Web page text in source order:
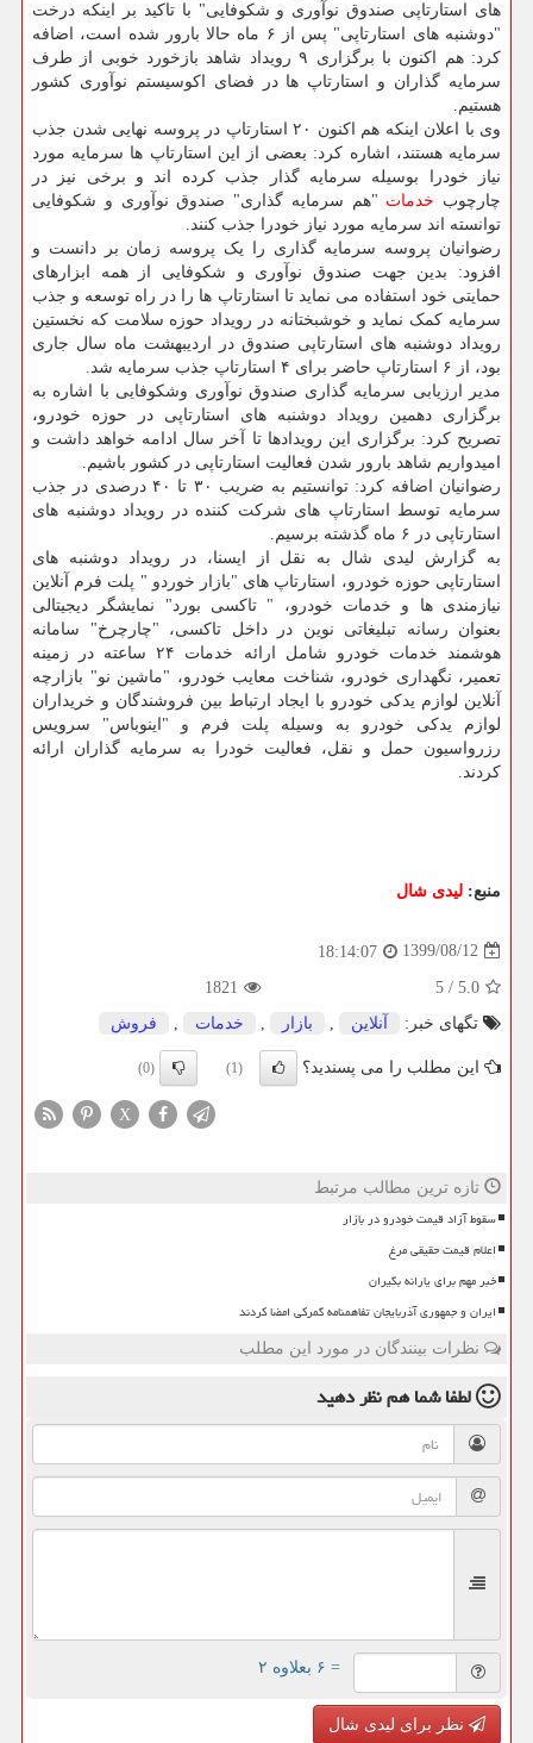
های استارتاپی صندوق نوآوری و شکوفایی" با تاکید بر اینکه درخت
"دوشنبه های استارتاپی" پس از ۶ ماه حالا بارور شده است، اضافه
کرد: هم اکنون با برگزاری ۹ رویداد شاهد بازخورد خوبی از طرف
سرمایه گذاران و استارتاپ ها در فضای اکوسیستم نوآوری کشور
هستیم.
وی با اعلان اینکه هم اکنون ۲۰ استارتاپ در پروسه نهایی شدن جذب
سرمایه هستند، اشاره کرد: بعضی از این استارتاپ ها سرمایه مورد
نیاز خودرا بوسیله سرمایه گذار جذب کرده اند و برخی نیز در
چارچوب خدمات "هم سرمایه گذاری" صندوق نوآوری و شکوفایی
توانسته اند سرمایه مورد نیاز خودرا جذب کنند.
رضوانیان پروسه سرمایه گذاری را یک پروسه زمان بر دانست و
افزود: بدین جهت صندوق نوآوری و شکوفایی از همه ابزارهای
حمایتی خود استفاده می نماید تا استارتاپ ها را در راه توسعه و جذب
سرمایه کمک نماید و خوشبختانه در رویداد حوزه سلامت که نخستین
رویداد دوشنبه های استارتاپی صندوق در اردیبهشت ماه سال جاری
بود، از ۶ استارتاپ حاضر برای ۴ استارتاپ جذب سرمایه شد.
مدیر ارزیابی سرمایه گذاری صندوق نوآوری وشکوفایی با اشاره به
برگزاری دهمین رویداد دوشنبه های استارتاپی در حوزه خودرو،
تصریح کرد: برگزاری این رویدادها تا آخر سال ادامه خواهد داشت و
امیدواریم شاهد بارور شدن فعالیت استارتاپی در کشور باشیم.
رضوانیان اضافه کرد: توانستیم به ضریب ۳۰ تا ۴۰ درصدی در جذب
سرمایه توسط استارتاپ های شرکت کننده در رویداد دوشنبه های
استارتاپی در ۶ ماه گذشته برسیم.
به گزارش لیدی شال به نقل از ایسنا، در رویداد دوشنبه های
استارتاپی حوزه خودرو، استارتاپ های "بازار خوردو " پلت فرم آنلاین
نیازمندی ها و خدمات خودرو، " تاکسی بورد" نمایشگر دیجیتالی
بعنوان رسانه تبلیغاتی نوین در داخل تاکسی، "چارچرخ" سامانه
هوشمند خدمات خودرو شامل ارائه خدمات ۲۴ ساعته در زمینه
تعمیر، نگهداری خودرو، شناخت معایب خودرو، "ماشین نو" بازارچه
آنلاین لوازم یدکی خودرو با ایجاد ارتباط بین فروشندگان و خریداران
لوازم یدکی خودرو به وسیله پلت فرم و "اینوباس" سرویس
رزرواسیون حمل و نقل، فعالیت خودرا به سرمایه گذاران ارائه
کردند.
منبع: لیدی شال
1399/08/12
18:14:07
5.0
/
5
1821
تگهای خبر:
آنلاین , بازار , خدمات , فروش
این مطلب را می پسندید؟ (1)
(0)
X
تازه ترین مطالب مرتبط
سقوط آزاد قیمت خودرو در بازار
اعلام قیمت حقیقی مرغ
خبر مهم برای یارانه بگیران
ایران و جمهوری آذربایجان تفاهمنامه گمرکی امضا کردند
نظرات بینندگان در مورد این مطلب
لطفا شما همنظر دهید
= ۶ بعلاوه ۲
نظر برای لیدی شال